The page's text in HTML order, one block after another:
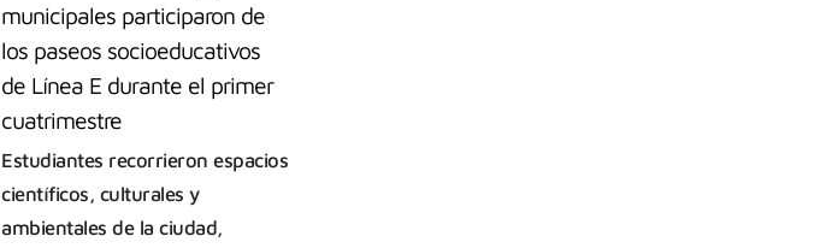
municipales participaron de
los paseos socioeducativos
de Línea E durante el primer
cuatrimestre
Estudiantes recorrieron espacios
científicos, culturales y
ambientales de la ciudad,